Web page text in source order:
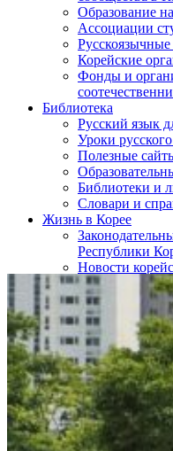
Образование
Ассоциации
Корейские
Фонды и
Библиотека
Русский язык
Уроки
Полезные
Библиотеки и
Словари и
Жизнь в Корее
Республики
Новости
Интересные
SOS!
Контакты
НАШИ ПАРТНЁРЫ